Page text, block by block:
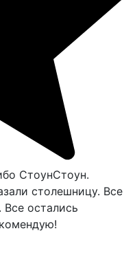
СтоунСтоун.
столешницу. Все
остались